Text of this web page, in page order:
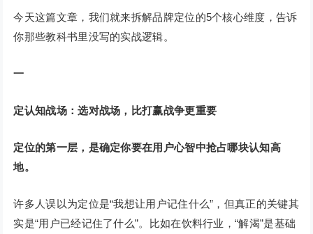
今天这篇文章，我们就来拆解品牌定位的5个核心维度，告诉
你那些教科书里没写的实战逻辑。
一
定认知战场：选对战场，比打赢战争更重要
定位的第一层，是确定你要在用户心智中抢占哪块认知高
地。
许多人误以为定位是“我想让用户记住什么”，但真正的关键其
实是“用户已经记住了什么”。比如在饮料行业，“解渴”是基础